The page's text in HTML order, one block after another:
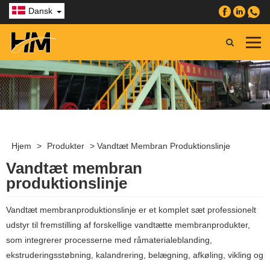
Dansk
Hjem > Produkter > Vandtæt Membran Produktionslinje
Vandtæt membran
produktionslinje
Vandtæt membranproduktionslinje er et komplet sæt professionelt
udstyr til fremstilling af forskellige vandtætte membranprodukter,
som integrerer processerne med råmaterialeblanding,
ekstruderingsstøbning, kalandrering, belægning, afkøling, vikling og